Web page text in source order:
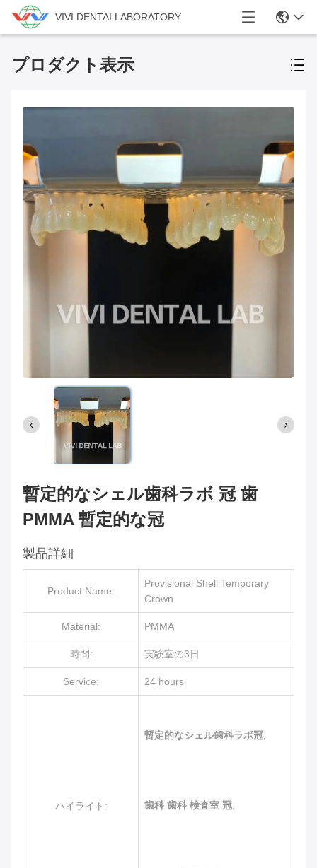
VIVI DENTAI LABORATORY
プロダクト表示
暫定的なシェル歯科ラボ 冠 歯
PMMA 暫定的な冠
製品詳細
Product Name:
Provisional Shell Temporary
Crown
Material: PMMA
時間: 実験室の3日
Service: 24 hours
ハイライト:
暫定的なシェル歯科ラボ冠
歯科 歯科 検査室 冠